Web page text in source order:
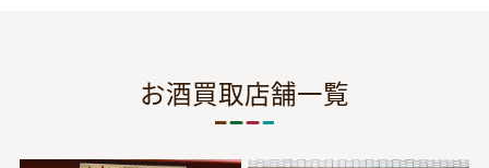
お酒買取店舗一覧